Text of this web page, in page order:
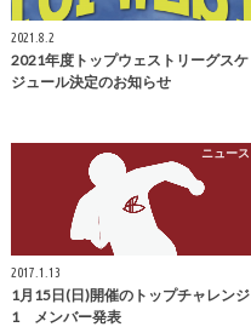
2021.8.2
2021年度トップウェストリーグスケ
ジュール決定のお知らせ
ニュース
2017.1.13
1月15日(日)開催のトップチャレンジ
1 メンバー発表